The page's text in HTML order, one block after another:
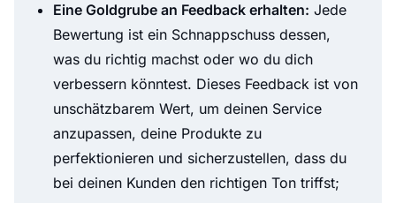
Eine Goldgrube an Feedback erhalten: Jede
Bewertung ist ein Schnappschuss dessen,
was du richtig machst oder wo du dich
verbessern könntest. Dieses Feedback ist von
unschätzbarem Wert, um deinen Service
anzupassen, deine Produkte zu
perfektionieren und sicherzustellen, dass du
bei deinen Kunden den richtigen Ton triffst;